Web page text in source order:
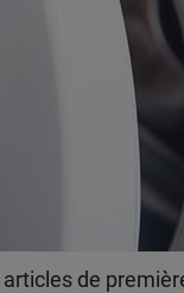
de